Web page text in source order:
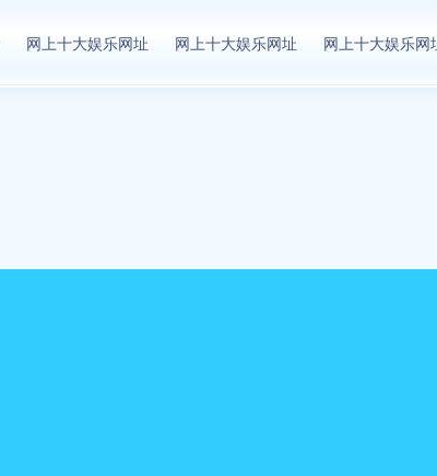
址
网上十大娱乐网址 网上十大娱乐网址 网上十大娱乐网